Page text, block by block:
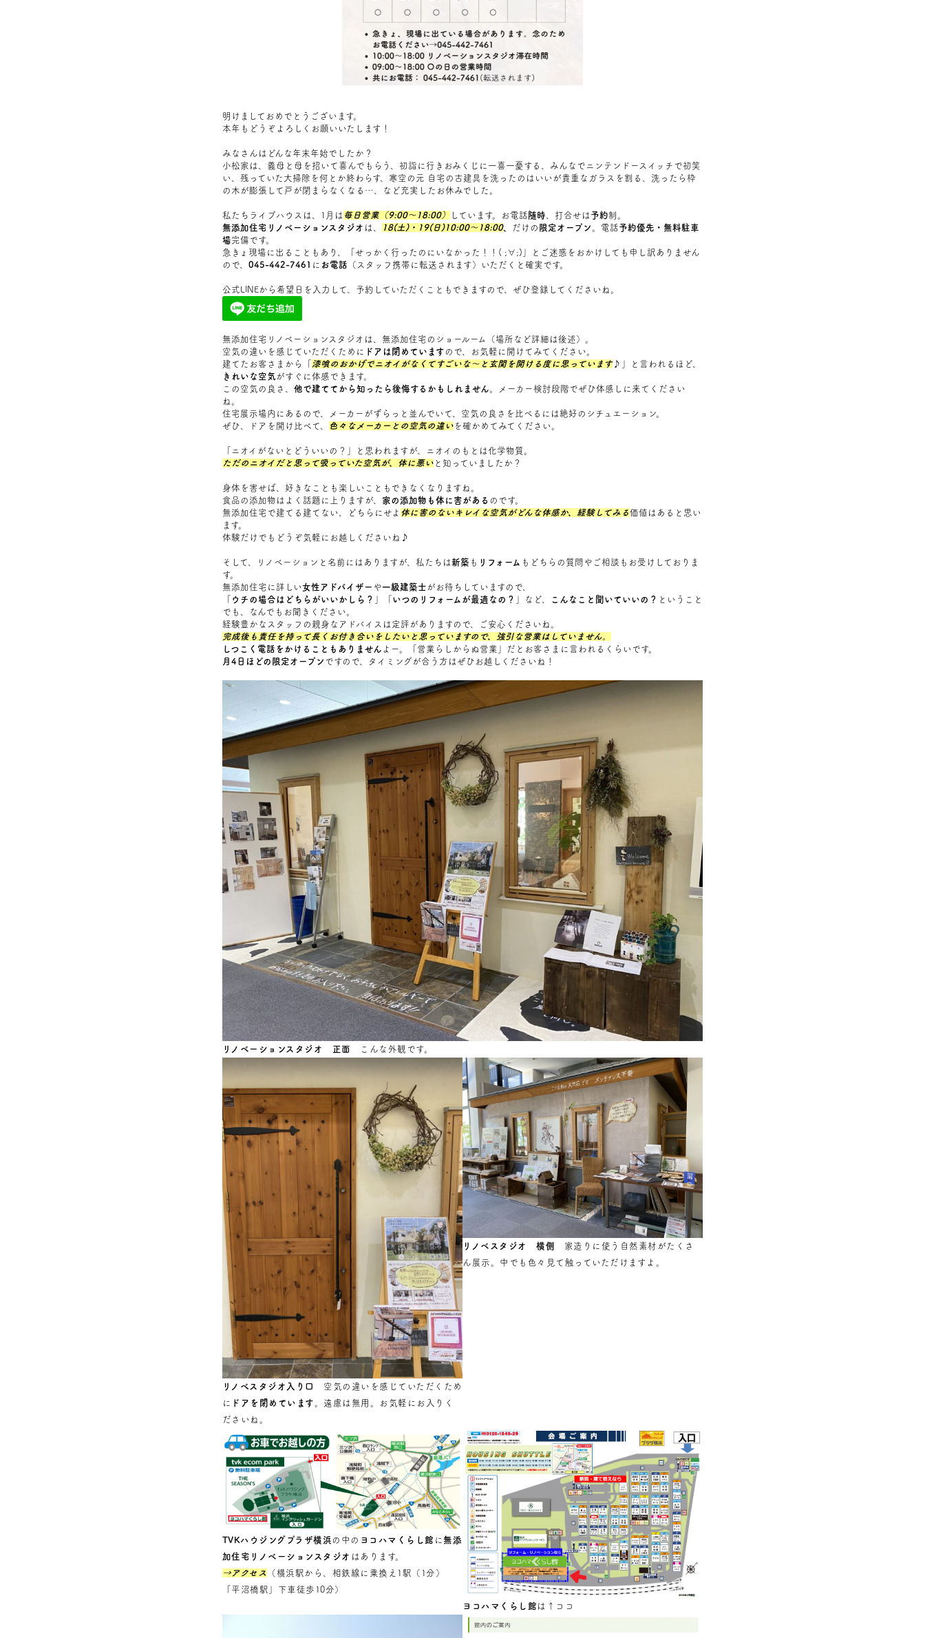
明けましておめでとうございます。
本年もどうぞよろしくお願いいたします！
みなさんはどんな年末年始でしたか？
小松家は、義母と母を招いて喜んでもらう、初詣に行きおみくじに一喜一憂する、みんなでニンテンドースイッチで初笑
い、残っていた大掃除を何とか終わらす、寒空の元 自宅の古建具を洗ったのはいいが貴重なガラスを割る、洗ったら枠
の木が膨張して戸が閉まらなくなる…、など充実したお休みでした。
私たちライブハウスは、1月は 毎日営業（9:00～18:00） しています。お電話 随時 、打合せは 予約制。
無添加住宅リノベーションスタジオ は、 18(土)・19(日)10:00～18:00、 だけの 限定オープン 。電話予約優先・無料駐車
場完備です。
急きょ現場に出ることもあり、「せっかく行ったのにいなかった！！( ;∀;)」とご迷惑をおかけしても申し訳ありません
ので、 045-442-7461 に お電話 （スタッフ携帯に転送されます）いただくと確実です。
公式LINEから希望日を入力して、予約していただくこともできますので、ぜひ登録してくださいね。
無添加住宅リノベーションスタジオは、無添加住宅のショールーム（場所など詳細は後述）。
空気の違いを感じていただくために ドアは閉めていますので、お気軽に開けてみてください。
建てたお客さまから「
漆喰のおかげでニオイがなく てすごいな～と玄関を開ける度に思っています♪」と言われるほど、
きれいな空気 がすぐに体感できます。
この空気の良さ、 他で建ててから知ったら後悔するかもしれません。メーカー検討段階でぜひ体感しに来てください
ね。
住宅展示場内にあるので、メーカーがずらっと並んでいて、空気の良さを比べるには絶好のシチュエーション。
ぜひ、ドアを開け比べて、
色々なメーカーとの空気の違いを確かめてみてください。
「ニオイがないとどういいの？」と思われますが、ニオイのもとは化学物質。
ただのニオイだと思って吸っていた空気が、体に悪いと知っていましたか？
身体を害せば、好きなことも楽しいこともできなくなりますね。
食品の添加物はよく話題に上りますが、
家の添加物も体に害がある のです。
無添加住宅で建てる建てない、どちらにせよ 体に害のないキレイな空気がどんな体感か、経験してみる価値はあると思い
ます。
体験だけでもどうぞ気軽にお越しくださいね♪
そして、リノベーションと名前にはありますが、私たちは 新築 も リフォーム もどちらの質問やご相談もお受けしておりま
す。
無添加住宅に詳しい女性アドバイザー や一級建築士 がお待ちしていますので、
ウチの場合はどちらがいいかしら？ 」「 いつのリフォームが最適なの？ 」など、 こんなこと聞いていいの？ ということ
でも、なんでもお聞きください。
経験豊かなスタッフの親身なアドバイスは定評がありますので、ご安心くださいね。
完成後も責任を持って長くお付き合いをしたいと思っていますので、強引な営業はしていません。
しつこく電話をかけることもありません よー。「営業らしからぬ営業」だとお客さまに言われるくらいです。
月4日ほどの限定オープン ですので、タイミングが合う方はぜひお越しくださいね！
リノベーションスタジオ 正面 こんな外観です。
リノべスタジオ入り口
空気の違いを感じていただくため
に ドアを閉めています 。遠慮は無用。お気軽にお入りく
ださいね。
リノベスタジオ 横側
家造りに使う自然素材がたくさ
ん展示。中でも色々見て触っていただけますよ。
TVKハウジングプラザ横浜の中の ヨコハマくらし館 に無添
加住宅リノベーションスタジオ はあります。
→アクセス
（横浜駅から、相鉄線に乗換え1駅（1分）
「平沼橋駅」下車徒歩10分）
ヨコハマくらし館 は↑ココ